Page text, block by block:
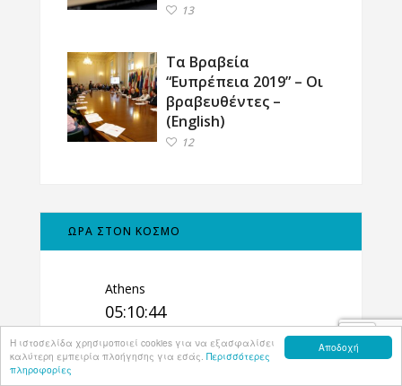
Αποδοχή
Η ιστοσελίδα χρησιμοποιεί cookies για να εξασφαλίσει
καλύτερη εμπειρία πλοήγησης για εσάς. Περισσότερες
πληροφορίες
13
Τα Βραβεία
“Ευπρέπεια 2019” – Οι
βραβευθέντες –
(English)
12
ΩΡΑ ΣΤΟΝ ΚΟΣΜΟ
Athens
05:10:44
New York
22:10:44